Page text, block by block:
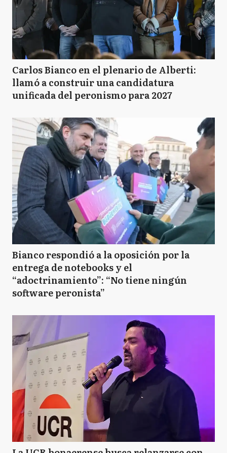
Carlos Bianco en el plenario de Alberti:
llamó a construir una candidatura
unificada del peronismo para 2027
Bianco respondió a la oposición por la
entrega de notebooks y el
“adoctrinamiento”: “No tiene ningún
software peronista”